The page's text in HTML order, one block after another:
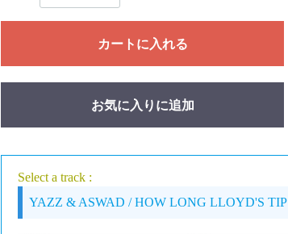
カートに入れる
お気に入りに追加
Select a track :
YAZZ & ASWAD / HOW LONG LLOYD'S TIP